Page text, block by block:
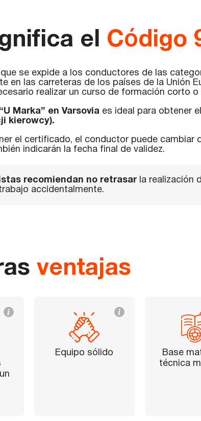
el Código
se expide a los conductores de las
en las carreteras de los países de la Unión
realizar un curso de formación corto o
Marka” en Varsovia es ideal para obtener
kierowcy).
el certificado, el conductor puede cambiar
indicarán la fecha final de validez.
recomiendan no retrasar la realización
accidentalmente.
ventajas
i
Equipo sólido
i
Base
técnica